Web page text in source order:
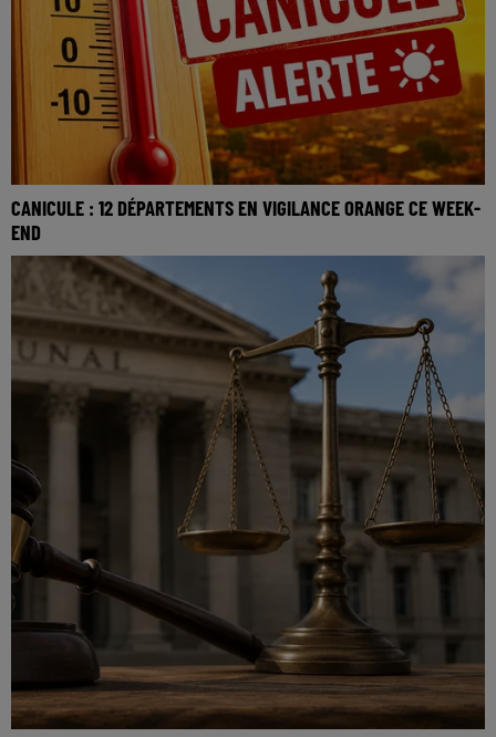
CANICULE : 12 DÉPARTEMENTS EN VIGILANCE ORANGE CE WEEK-
END